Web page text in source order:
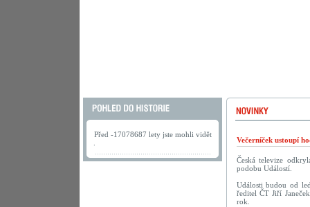
Před -17078687 lety jste mohli vidět
Večerníček ustoupí
Česká televize
podobu Událostí.
Události budou od
ředitel ČT Jiří
rok.